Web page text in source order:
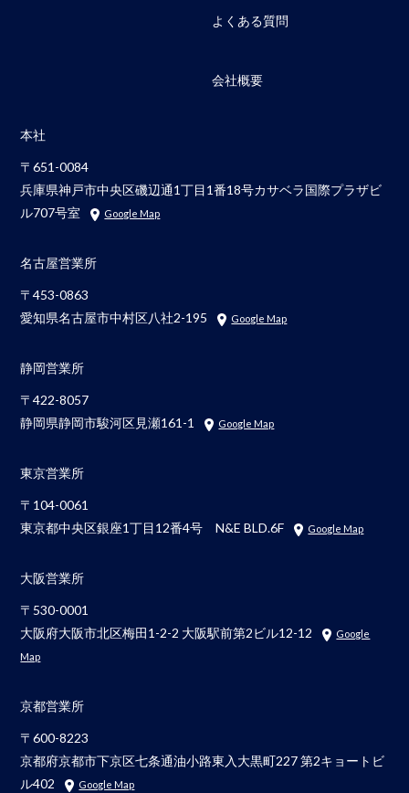
よくある質問
会社概要
本社
〒651-0084
兵庫県神戸市中央区磯辺通1丁目1番18号カサベラ国際プラザビ
ル707号室
Google Map
名古屋営業所
〒453-0863
愛知県名古屋市中村区八社2-195
Google Map
静岡営業所
〒422-8057
静岡県静岡市駿河区見瀬161-1
Google Map
東京営業所
〒104-0061
東京都中央区銀座1丁目12番4号 N&E BLD.6F
Google Map
大阪営業所
〒530-0001
大阪府大阪市北区梅田1-2-2 大阪駅前第2ビル12-12
Google
Map
京都営業所
〒600-8223
京都府京都市下京区七条通油小路東入大黒町227 第2キョートビ
ル402
Google Map